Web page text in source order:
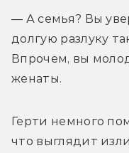
— А семья? Вы
долгую разлуку
Впрочем, вы
женаты.
Герти немного
что выглядит